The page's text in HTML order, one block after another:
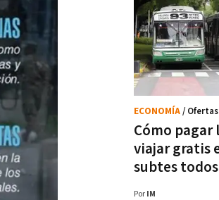
Cómo
viajar gratis
subtes
ECONOMÍA/
Por IM